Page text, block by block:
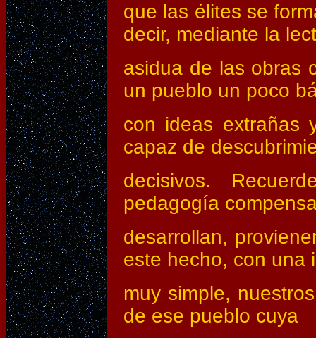
que las élites se
decir, mediante la
asidua de las obras
un pueblo un poco
con ideas extrañas
capaz de
decisivos.
pedagogía
desarrollan,
este hecho, con una
muy simple,
de ese pueblo cuya